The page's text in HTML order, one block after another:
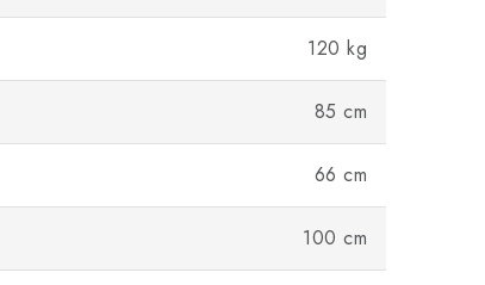
120 kg
85 cm
66 cm
100 cm